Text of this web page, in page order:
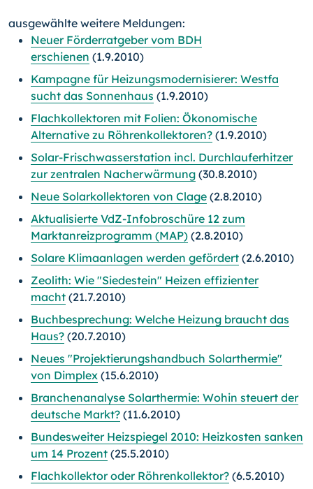
ausgewählte weitere Meldungen:
Neuer Förderratgeber vom BDH
erschienen (1.9.2010)
Kampagne für Heizungsmodernisierer: Westfa
sucht das Sonnenhaus (1.9.2010)
Flachkollektoren mit Folien: Ökonomische
Alternative zu Röhrenkollektoren? (1.9.2010)
Solar-Frischwasserstation incl. Durchlauferhitzer
zur zentralen Nacherwärmung (30.8.2010)
Neue Solarkollektoren von Clage (2.8.2010)
Aktualisierte VdZ-Infobroschüre 12 zum
Marktanreizprogramm (MAP) (2.8.2010)
Solare Klimaanlagen werden gefördert (2.6.2010)
Zeolith: Wie "Siedestein" Heizen effizienter
macht (21.7.2010)
Buchbesprechung: Welche Heizung braucht das
Haus? (20.7.2010)
Neues "Projektierungshandbuch Solarthermie"
von Dimplex (15.6.2010)
Branchenanalyse Solarthermie: Wohin steuert der
deutsche Markt? (11.6.2010)
Bundesweiter Heizspiegel 2010: Heizkosten sanken
um 14 Prozent (25.5.2010)
Flachkollektor oder Röhrenkollektor? (6.5.2010)